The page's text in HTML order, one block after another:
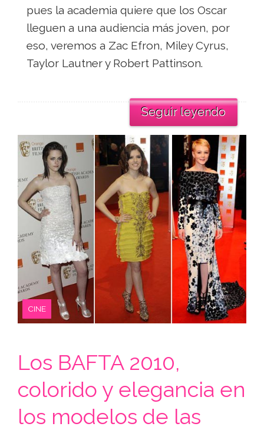
pues la academia quiere que los Oscar
lleguen a una audiencia más joven, por
eso, veremos a Zac Efron, Miley Cyrus,
Taylor Lautner y Robert Pattinson.
Seguir leyendo
CINE
Los BAFTA 2010,
colorido y elegancia en
los modelos de las